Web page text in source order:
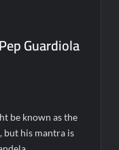
Guardiola
be known as the
but his mantra is